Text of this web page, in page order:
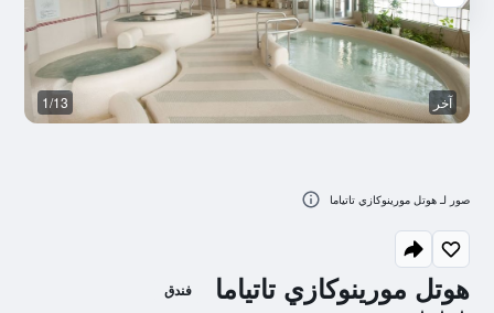
هوتل مورينوكازي تاتياما فندق
آخر 1/13
صور لـ هوتل مورينوكازي تاتياما